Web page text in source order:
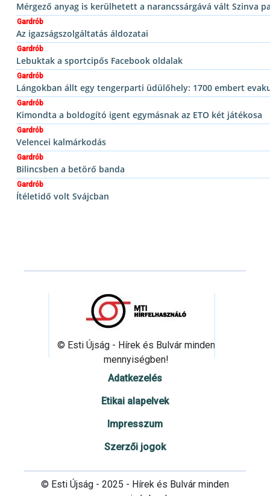
Mérgező anyag is kerülhetett a narancssárgává vált Szinva
Gardrób
Az igazságszolgáltatás áldozatai
Gardrób
Lebuktak a sportcipős Facebook oldalak
Gardrób
Lángokban állt egy tengerparti üdülőhely: 1700 embert
Gardrób
Kimondta a boldogító igent egymásnak az ETO két játékosa
Gardrób
Velencei kalmárkodás
Gardrób
Bilincsben a betörő banda
Gardrób
Ítéletidő volt Svájcban
© Esti Újság - Hírek és Bulvár minden
mennyiségben!
Adatkezelés
Etikai alapelvek
Impresszum
Szerzői jogok
© Esti Újság - 2025 - Hírek és Bulvár minden